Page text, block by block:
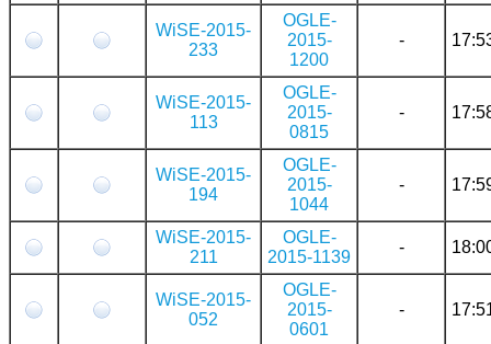
WiSE-2015-
233
OGLE-
2015-
1200
-
WiSE-2015-
113
OGLE-
2015-
0815
-
WiSE-2015-
194
OGLE-
2015-
1044
-
WiSE-2015-
211
OGLE-
2015-1139
-
WiSE-2015-
052
OGLE-
2015-
0601
-